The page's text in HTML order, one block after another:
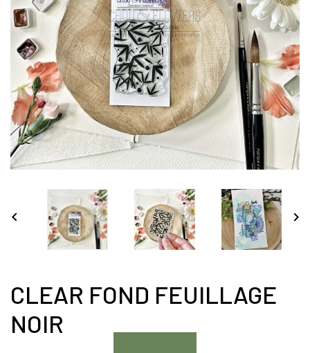
 
CLEAR FOND FEUILLAGE
NOIR